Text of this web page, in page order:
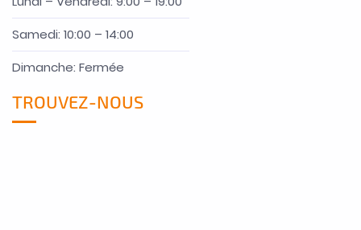
Samedi: 10:00 – 14:00
Dimanche: Fermée
TROUVEZ-NOUS